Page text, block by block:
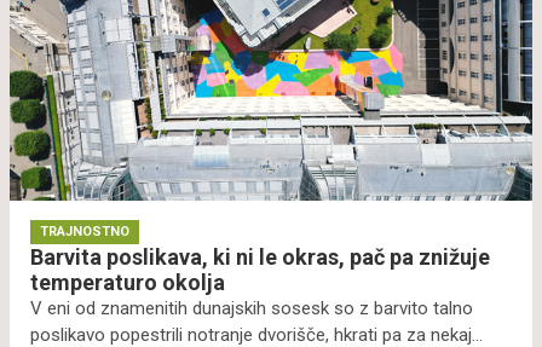
snovi, kot so nikotin, arzen, težke kovine. Poleg tega jih v
morju in na obalah živali, kot so ribe, ptice in želve, lahko
zamenjajo za hrano. Posledice so zanje lahko usodne.
TRAJNOSTNO
Barvita poslikava, ki ni le okras, pač pa znižuje
temperaturo okolja
V eni od znamenitih dunajskih sosesk so z barvito talno
poslikavo popestrili notranje dvorišče, hkrati pa za nekaj